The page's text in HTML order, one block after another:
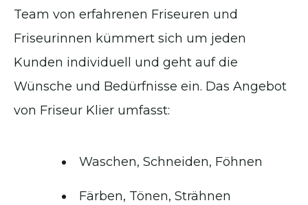
Team von erfahrenen Friseuren und
Friseurinnen kümmert sich um jeden
Kunden individuell und geht auf die
Wünsche und Bedürfnisse ein. Das Angebot
von Friseur Klier umfasst:
Waschen, Schneiden, Föhnen
Färben, Tönen, Strähnen